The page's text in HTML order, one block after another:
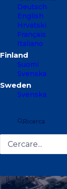
Deutsch
English
Hrvatski
Français
Italiano
Suomi
Svenska
Svenska
Ricerca